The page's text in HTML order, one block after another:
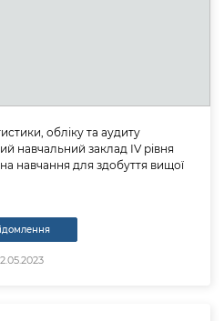
обліку та аудиту
навчальний заклад ІV рівня
навчання для здобуття вищої